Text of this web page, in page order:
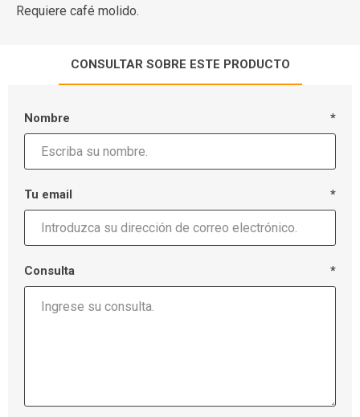
Requiere café molido.
CONSULTAR SOBRE ESTE PRODUCTO
Nombre *
Tu email *
Consulta *